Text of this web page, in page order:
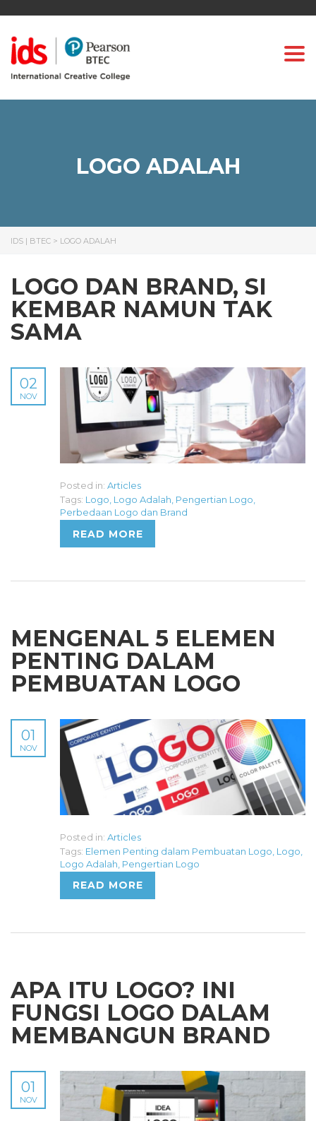
LOGO ADALAH
IDS | BTEC > LOGO ADALAH
LOGO DAN BRAND, SI
KEMBAR NAMUN TAK
SAMA
02
NOV
Posted in: Articles
Tags: Logo Logo Adalah Pengertian Logo
Perbedaan Logo dan Brand
READ MORE
MENGENAL 5 ELEMEN
PENTING DALAM
PEMBUATAN LOGO
01
NOV
Posted in: Articles
Tags: Elemen Penting dalam Pembuatan Logo Logo
Logo Adalah Pengertian Logo
READ MORE
APA ITU LOGO? INI
FUNGSI LOGO DALAM
MEMBANGUN BRAND
01
NOV